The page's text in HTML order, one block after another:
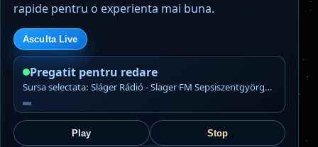
rapide pentru o experienta mai buna.
Asculta Live
Pregatit pentru redare
Sursa selectata: Sláger Rádió - Slager FM Sepsiszentgyörgy/Sfântu Gheorghe 105.9 FM
Play Stop